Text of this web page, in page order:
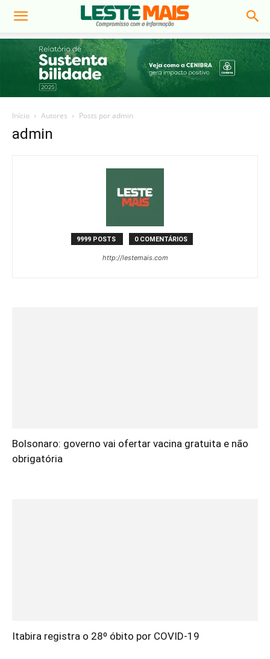
Início Autores Posts por admin
admin
9999 POSTS 0 COMENTÁRIOS
http://lestemais.com
Bolsonaro: governo vai ofertar vacina gratuita e não
obrigatória
Itabira registra o 28º óbito por COVID-19